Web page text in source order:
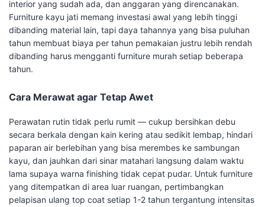
interior yang sudah ada, dan anggaran yang direncanakan.
Furniture kayu jati memang investasi awal yang lebih tinggi
dibanding material lain, tapi daya tahannya yang bisa puluhan
tahun membuat biaya per tahun pemakaian justru lebih rendah
dibanding harus mengganti furniture murah setiap beberapa
tahun.
Cara Merawat agar Tetap Awet
Perawatan rutin tidak perlu rumit — cukup bersihkan debu
secara berkala dengan kain kering atau sedikit lembap, hindari
paparan air berlebihan yang bisa merembes ke sambungan
kayu, dan jauhkan dari sinar matahari langsung dalam waktu
lama supaya warna finishing tidak cepat pudar. Untuk furniture
yang ditempatkan di area luar ruangan, pertimbangkan
pelapisan ulang top coat setiap 1-2 tahun tergantung intensitas